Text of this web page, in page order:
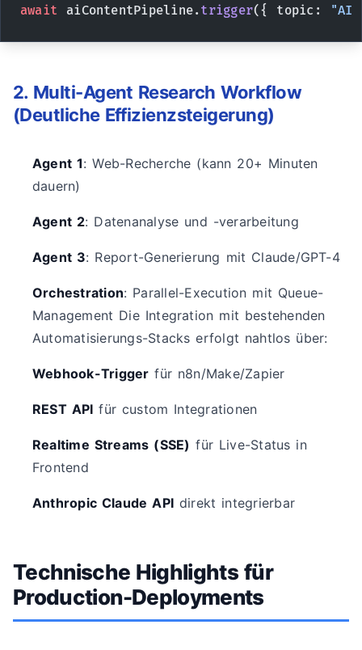
await aiContentPipeline. trigger({ topic: "AI
2. Multi-Agent Research Workflow
(Deutliche Effizienzsteigerung)
Agent 1: Web-Recherche (kann 20+ Minuten
dauern)
Agent 2: Datenanalyse und -verarbeitung
Agent 3: Report-Generierung mit Claude/GPT-4
Orchestration: Parallel-Execution mit Queue-
Management Die Integration mit bestehenden
Automatisierungs-Stacks erfolgt nahtlos über:
Webhook-Trigger für n8n/Make/Zapier
REST API für custom Integrationen
Realtime Streams (SSE) für Live-Status in
Frontend
Anthropic Claude API direkt integrierbar
Technische Highlights für
Production-Deployments